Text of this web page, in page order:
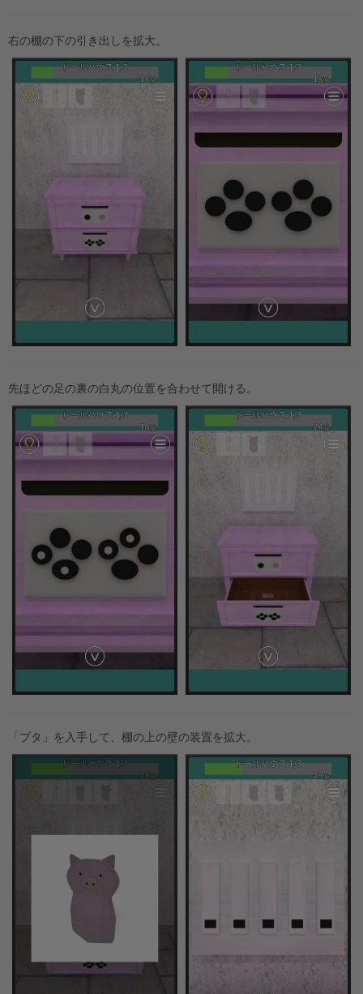
右の棚の下の引き出しを拡大。
先ほどの足の裏の白丸の位置を合わせて開ける。
「ブタ」を入手して、棚の上の壁の装置を拡大。